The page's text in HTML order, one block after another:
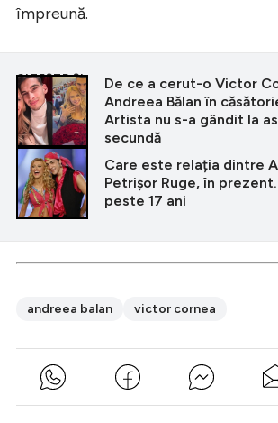
împreună.
CITEȘTE ȘI
De ce a cerut-o Victor
Andreea Bălan în
Artista nu s-a gândit la
secundă
Care este relația dintre
Petrișor Ruge, în
peste 17 ani
andreea balan victor cornea